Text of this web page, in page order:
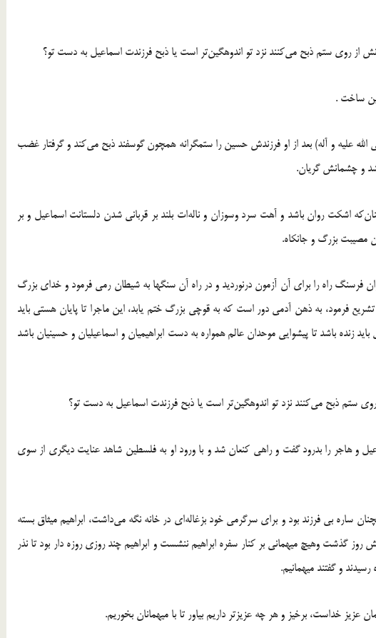
از روي ستم ذبح مي‌کنند نزد تو اندوهگين‌تر است يا ذبح فرزندت اسماعيل به دست تو؟
ساخت .
عليه و آله) بعد از او فرزندش حسين را ستمگرانه همچون گوسفند ذبح مي‌کند و گرفتار غضب
و چشمانش گريان.
اشکت روان باشد و آهت سرد وسوزان و ناله‌ات بلند بر قرباني شدن دلستانت اسماعيل و بر
مصيبت بزرگ و جانکاه.
فرسنگ راه را براي آن آزمون درنورديد و در راه آن سنگها به شيطان رمي فرمود و خداي بزرگ
فرمود، به ذهن آدمي دور است که به قوچي بزرگ ختم يابد، اين ماجرا تا پايان هستي بايد
زنده باشد تا پيشوايي موحدان عالم همواره به دست ابراهيميان و اسماعيليان و حسينيان باشد
ستم ذبح مي‌کنند نزد تو اندوهگين‌تر است يا ذبح فرزندت اسماعيل به دست تو؟
و هاجر را بدرود گفت و راهي کنعان شد و با ورود او به فلسطين شاهد عنايت ديگري از سوي
ساره بي فرزند بود و براي سرگرمي خود بزغاله‌اي در خانه نگه مي‌داشت، ابراهيم ميثاق بسته
گذشت وهيچ ميهماني بر کنار سفره ابراهيم ننشست و ابراهيم چند روزي روزه دار بود تا نذر
و گفتند ميهمانيم.
عزيز خداست، برخيز و هر چه عزيزتر داريم بياور تا با ميهمانان بخوريم.